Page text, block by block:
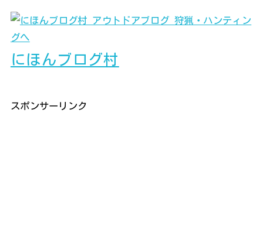
にほんブログ村
スポンサーリンク